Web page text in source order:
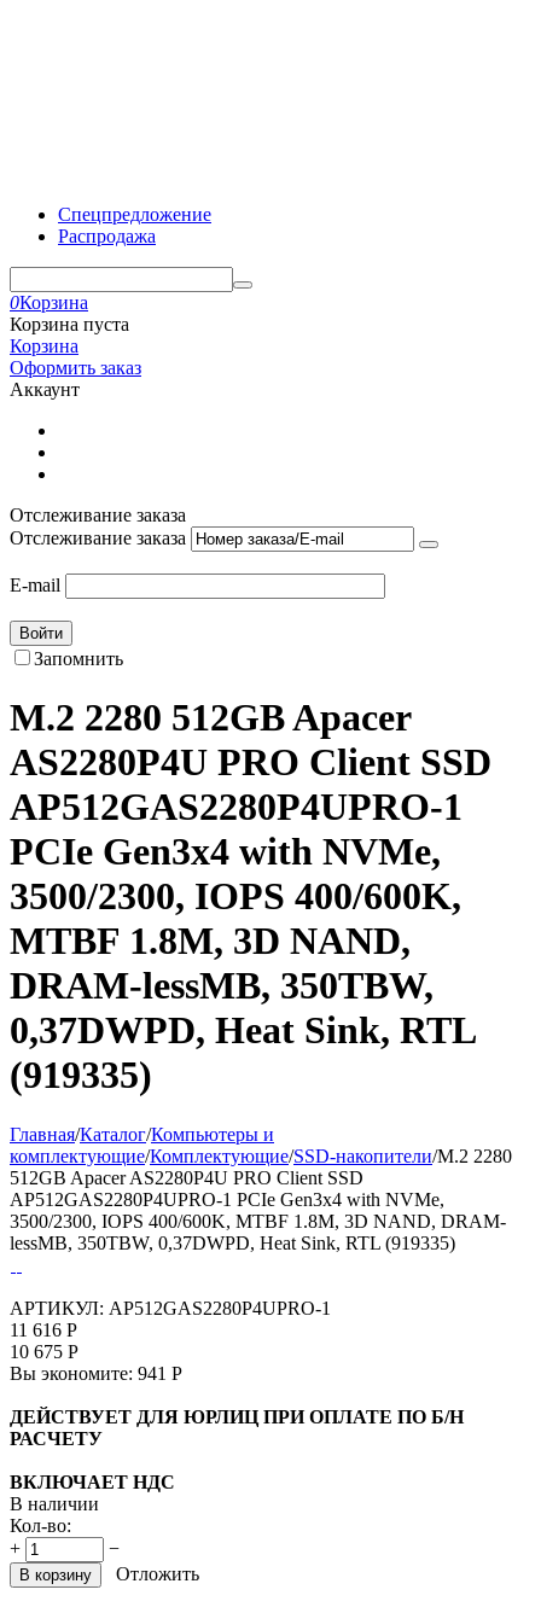
Спецпредложение
Распродажа
0Корзина
Корзина пуста
Корзина
Оформить заказ
Аккаунт
Отслеживание заказа
Отслеживание заказа
E-mail
Войти
Запомнить
M.2 2280 512GB Apacer
AS2280P4U PRO Client SSD
AP512GAS2280P4UPRO-1
PCIe Gen3x4 with NVMe,
3500/2300, IOPS 400/600K,
MTBF 1.8M, 3D NAND,
DRAM-lessMB, 350TBW,
0,37DWPD, Heat Sink, RTL
(919335)
Главная/Каталог/Компьютеры и
комплектующие/Комплектующие/SSD-накопители/M.2 2280
512GB Apacer AS2280P4U PRO Client SSD
AP512GAS2280P4UPRO-1 PCIe Gen3x4 with NVMe,
3500/2300, IOPS 400/600K, MTBF 1.8M, 3D NAND, DRAM-
lessMB, 350TBW, 0,37DWPD, Heat Sink, RTL (919335)
АРТИКУЛ: AP512GAS2280P4UPRO-1
11 616 Р
10 675 Р
Вы экономите: 941 Р
ДЕЙСТВУЕТ ДЛЯ ЮРЛИЦ ПРИ ОПЛАТЕ ПО Б/Н
РАСЧЕТУ
ВКЛЮЧАЕТ НДС
В наличии
Кол-во:
+
−
В корзину Отложить